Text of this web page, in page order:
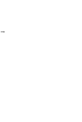
→